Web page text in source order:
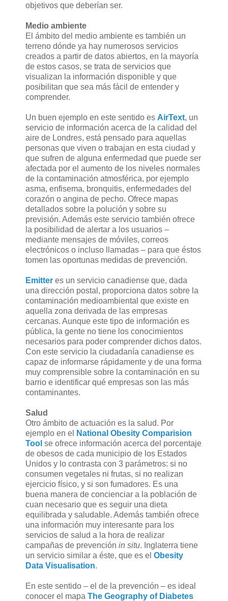
objetivos que deberían ser.
Medio ambiente
El ámbito del medio ambiente es también un
terreno dónde ya hay numerosos servicios
creados a partir de datos abiertos, en la mayoría
de estos casos, se trata de servicios que
visualizan la información disponible y que
posibilitan que sea más fácil de entender y
comprender.
Un buen ejemplo en este sentido es AirText, un
servicio de información acerca de la calidad del
aire de Londres, está pensado para aquellas
personas que viven o trabajan en esta ciudad y
que sufren de alguna enfermedad que puede ser
afectada por el aumento de los niveles normales
de la contaminación atmosférica, por ejemplo
asma, enfisema, bronquitis, enfermedades del
corazón o angina de pecho. Ofrece mapas
detallados sobre la polución y sobre su
previsión. Además este servicio también ofrece
la posibilidad de alertar a los usuarios –
mediante mensajes de móviles, correos
electrónicos o incluso llamadas – para que éstos
tomen las oportunas medidas de prevención.
Emitter es un servicio canadiense que, dada
una dirección postal, proporciona datos sobre la
contaminación medioambiental que existe en
aquella zona derivada de las empresas
cercanas. Aunque este tipo de información es
pública, la gente no tiene los conocimientos
necesarios para poder comprender dichos datos.
Con este servicio la ciudadanía canadiense es
capaz de informarse rápidamente y de una forma
muy comprensible sobre la contaminación en su
barrio e identificar qué empresas son las más
contaminantes.
Salud
Otro ámbito de actuación es la salud. Por
ejemplo en el
National Obesity Comparision
Tool se ofrece información acerca del porcentaje
de obesos de cada municipio de los Estados
Unidos y lo contrasta con 3 parámetros: si no
consumen vegetales ni frutas, si no realizan
ejercicio físico, y si son fumadores. Es una
buena manera de concienciar a la población de
cuan necesario que es seguir una dieta
equilibrada y saludable. Además también ofrece
una información muy interesante para los
servicios de salud a la hora de realizar
campañas de prevención in situ. Inglaterra tiene
un servicio similar a éste, que es el Obesity
Data Visualisation.
En este sentido – el de la prevención – es ideal
conocer el mapa The Geography of Diabetes